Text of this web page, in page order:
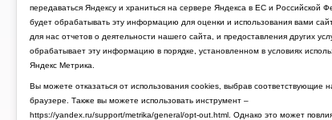
передаваться Яндексу и храниться на сервере Яндекса в ЕС и Российской
будет обрабатывать эту информацию для оценки и использования вами
для нас отчетов о деятельности нашего сайта, и предоставления других
обрабатывает эту информацию в порядке, установленном в условиях
Яндекс Метрика.
Вы можете отказаться от использования cookies, выбрав соответствующие
браузере. Также вы можете использовать инструмент –
https://yandex.ru/support/metrika/general/opt-out.html. Однако это может